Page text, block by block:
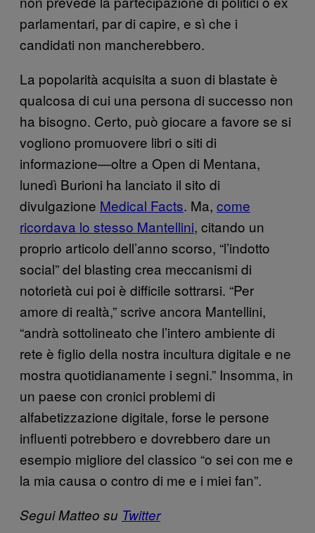
parlamentari, par di capire, e sì che i
candidati non mancherebbero.
La popolarità acquisita a suon di blastate è
qualcosa di cui una persona di successo non
ha bisogno. Certo, può giocare a favore se si
vogliono promuovere libri o siti di
informazione—oltre a Open di Mentana,
lunedì Burioni ha lanciato il sito di
divulgazione Medical Facts. Ma, come
ricordava lo stesso Mantellini, citando un
proprio articolo dell’anno scorso, “l’indotto
social” del blasting crea meccanismi di
notorietà cui poi è difficile sottrarsi. “Per
amore di realtà,” scrive ancora Mantellini,
“andrà sottolineato che l’intero ambiente di
rete è figlio della nostra incultura digitale e ne
mostra quotidianamente i segni.” Insomma, in
un paese con cronici problemi di
alfabetizzazione digitale, forse le persone
influenti potrebbero e dovrebbero dare un
esempio migliore del classico “o sei con me e
la mia causa o contro di me e i miei fan”.
Segui Matteo su Twitter